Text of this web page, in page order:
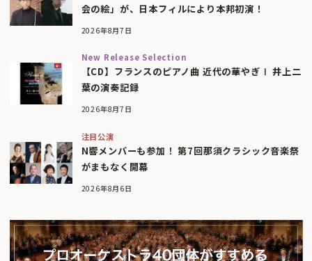
会の絵」が、日本フィルにより本邦初演！
2026年8月7日
New Release Selection
【CD】フランスのピアノ曲 近代の華やぎⅠ 井上二
葉の演奏記録
2026年8月7日
注目公演
N響メンバーも参加！ 第7回那須クラシック音楽祭
がまもなく開幕
2026年8月6日